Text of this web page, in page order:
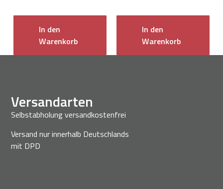
In den
Warenkorb
In den
Warenkorb
Versandarten
Selbstabholung versandkostenfrei
Versand nur innerhalb Deutschlands
mit DPD